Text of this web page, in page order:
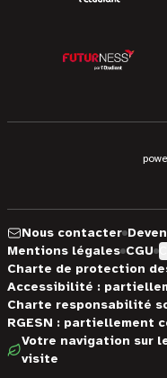
Nous contacter
Mentions légales CGU
Charte de protection
Accessibilité :
Charte responsabilité
RGESN : partiellement
Votre navigation sur
visite